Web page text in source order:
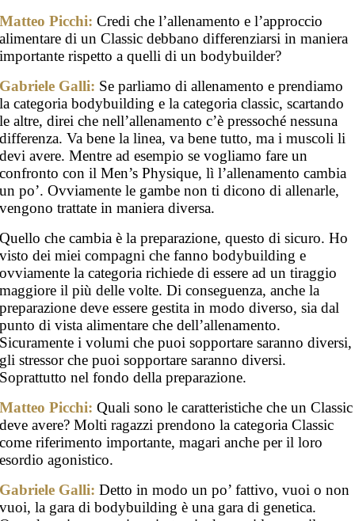
Matteo Picchi: Credi che l’allenamento e l’approccio
alimentare di un Classic debbano differenziarsi in maniera
importante rispetto a quelli di un bodybuilder?
Gabriele Galli: Se parliamo di allenamento e prendiamo
la categoria bodybuilding e la categoria classic, scartando
le altre, direi che nell’allenamento c’è pressoché nessuna
differenza. Va bene la linea, va bene tutto, ma i muscoli li
devi avere. Mentre ad esempio se vogliamo fare un
confronto con il Men’s Physique, lì l’allenamento cambia
un po’. Ovviamente le gambe non ti dicono di allenarle,
vengono trattate in maniera diversa.
Quello che cambia è la preparazione, questo di sicuro. Ho
visto dei miei compagni che fanno bodybuilding e
ovviamente la categoria richiede di essere ad un tiraggio
maggiore il più delle volte. Di conseguenza, anche la
preparazione deve essere gestita in modo diverso, sia dal
punto di vista alimentare che dell’allenamento.
Sicuramente i volumi che puoi sopportare saranno diversi,
gli stressor che puoi sopportare saranno diversi.
Soprattutto nel fondo della preparazione.
Matteo Picchi: Quali sono le caratteristiche che un Classic
deve avere? Molti ragazzi prendono la categoria Classic
come riferimento importante, magari anche per il loro
esordio agonistico.
Gabriele Galli: Detto in modo un po’ fattivo, vuoi o non
vuoi, la gara di bodybuilding è una gara di genetica.